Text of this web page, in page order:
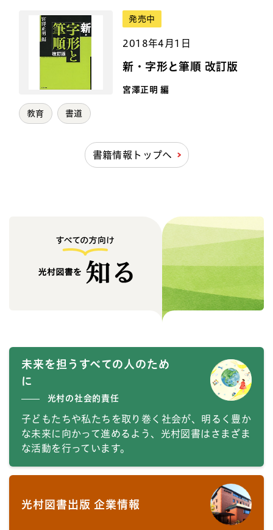
発売中
2018年4月1日
新・字形と筆順 改訂版
宮澤正明 編
教育 書道
書籍情報トップへ
未来を担うすべての人のため
に
光村の社会的責任
子どもたちや私たちを取り巻く社会が、明るく豊か
な未来に向かって進めるよう、光村図書はさまざま
な活動を行っています。
光村図書出版 企業情報